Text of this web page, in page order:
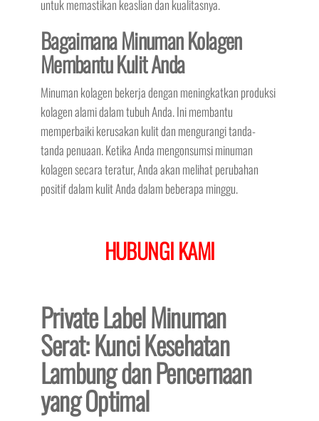
untuk memastikan keaslian dan kualitasnya.
Bagaimana Minuman Kolagen
Membantu Kulit Anda
Minuman kolagen bekerja dengan meningkatkan produksi
kolagen alami dalam tubuh Anda. Ini membantu
memperbaiki kerusakan kulit dan mengurangi tanda-
tanda penuaan. Ketika Anda mengonsumsi minuman
kolagen secara teratur, Anda akan melihat perubahan
positif dalam kulit Anda dalam beberapa minggu.
HUBUNGI KAMI
Private Label Minuman
Serat: Kunci Kesehatan
Lambung dan Pencernaan
yang Optimal